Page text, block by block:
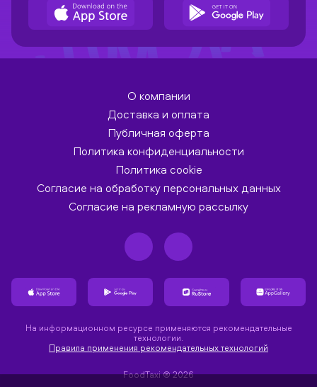
О компании
Доставка и оплата
Публичная оферта
Политика конфиденциальности
Политика cookie
Согласие на обработку персональных данных
Согласие на рекламную рассылку
На информационном ресурсе применяются рекомендательные
технологии.
Правила применения рекомендательных технологий
FoodTaxi ® 2026